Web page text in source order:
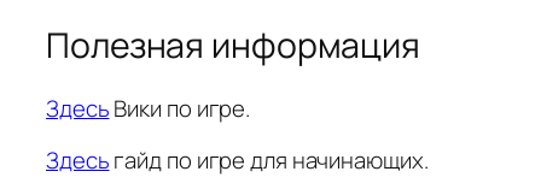
Полезная информация
ЗдесьВики по игре.
Здесьгайд по игре для начинающих.